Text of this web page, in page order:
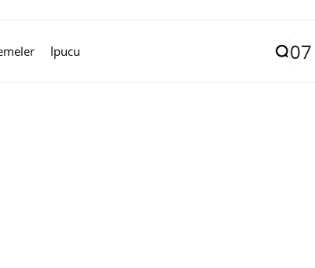
İpucu 07